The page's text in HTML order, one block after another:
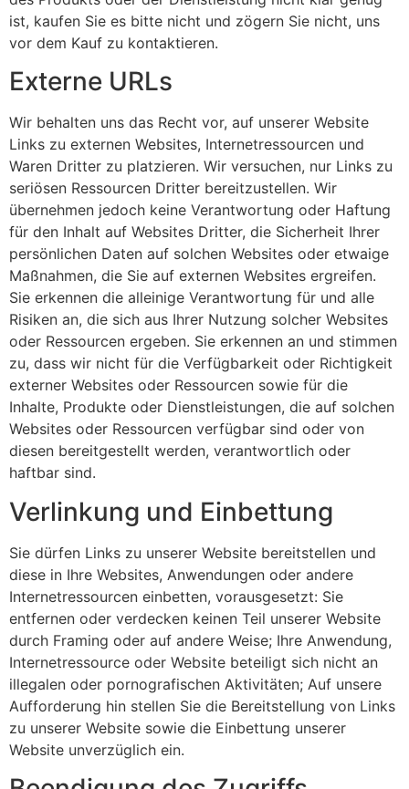
ist, kaufen Sie es bitte nicht und zögern Sie nicht, uns
vor dem Kauf zu kontaktieren.
Externe URLs
Wir behalten uns das Recht vor, auf unserer Website
Links zu externen Websites, Internetressourcen und
Waren Dritter zu platzieren. Wir versuchen, nur Links zu
seriösen Ressourcen Dritter bereitzustellen. Wir
übernehmen jedoch keine Verantwortung oder Haftung
für den Inhalt auf Websites Dritter, die Sicherheit Ihrer
persönlichen Daten auf solchen Websites oder etwaige
Maßnahmen, die Sie auf externen Websites ergreifen.
Sie erkennen die alleinige Verantwortung für und alle
Risiken an, die sich aus Ihrer Nutzung solcher Websites
oder Ressourcen ergeben. Sie erkennen an und stimmen
zu, dass wir nicht für die Verfügbarkeit oder Richtigkeit
externer Websites oder Ressourcen sowie für die
Inhalte, Produkte oder Dienstleistungen, die auf solchen
Websites oder Ressourcen verfügbar sind oder von
diesen bereitgestellt werden, verantwortlich oder
haftbar sind.
Verlinkung und Einbettung
Sie dürfen Links zu unserer Website bereitstellen und
diese in Ihre Websites, Anwendungen oder andere
Internetressourcen einbetten, vorausgesetzt: Sie
entfernen oder verdecken keinen Teil unserer Website
durch Framing oder auf andere Weise; Ihre Anwendung,
Internetressource oder Website beteiligt sich nicht an
illegalen oder pornografischen Aktivitäten; Auf unsere
Aufforderung hin stellen Sie die Bereitstellung von Links
zu unserer Website sowie die Einbettung unserer
Website unverzüglich ein.